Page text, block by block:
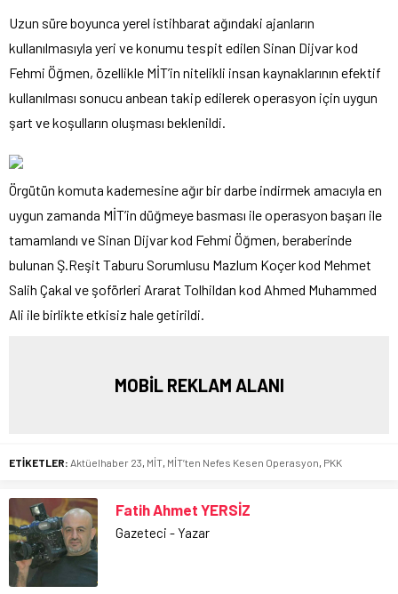
Uzun süre boyunca yerel istihbarat ağındaki ajanların
kullanılmasıyla yeri ve konumu tespit edilen Sinan Dijvar kod
Fehmi Öğmen, özellikle MİT’in nitelikli insan kaynaklarının efektif
kullanılması sonucu anbean takip edilerek operasyon için uygun
şart ve koşulların oluşması beklenildi.
Örgütün komuta kademesine ağır bir darbe indirmek amacıyla en
uygun zamanda MİT’in düğmeye basması ile operasyon başarı ile
tamamlandı ve Sinan Dijvar kod Fehmi Öğmen, beraberinde
bulunan Ş.Reşit Taburu Sorumlusu Mazlum Koçer kod Mehmet
Salih Çakal ve şoförleri Ararat Tolhildan kod Ahmed Muhammed
Ali ile birlikte etkisiz hale getirildi.
MOBİL REKLAM ALANI
ETİKETLER: Aktüelhaber 23 MİT MİT’ten Nefes Kesen Operasyon PKK
Fatih Ahmet YERSİZ
Gazeteci - Yazar